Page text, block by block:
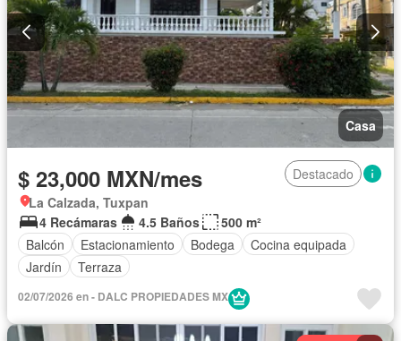
Casa
$ 23,000 MXN/mes
Destacado
La Calzada, Tuxpan
4 Recámaras
4.5 Baños
500 m²
Balcón
Estacionamiento Bodega
Cocina equipada
Jardín
Terraza
02/07/2026 en - DALC PROPIEDADES MX